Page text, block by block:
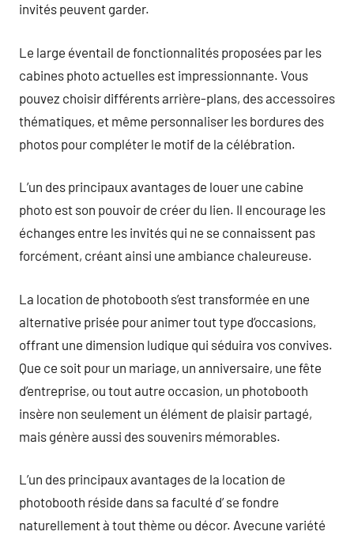
invités peuvent garder.
Le large éventail de fonctionnalités proposées par les
cabines photo actuelles est impressionnante. Vous
pouvez choisir différents arrière-plans, des accessoires
thématiques, et même personnaliser les bordures des
photos pour compléter le motif de la célébration.
L’un des principaux avantages de louer une cabine
photo est son pouvoir de créer du lien. Il encourage les
échanges entre les invités qui ne se connaissent pas
forcément, créant ainsi une ambiance chaleureuse.
La location de photobooth s’est transformée en une
alternative prisée pour animer tout type d’occasions,
offrant une dimension ludique qui séduira vos convives.
Que ce soit pour un mariage, un anniversaire, une fête
d’entreprise, ou tout autre occasion, un photobooth
insère non seulement un élément de plaisir partagé,
mais génère aussi des souvenirs mémorables.
L’un des principaux avantages de la location de
photobooth réside dans sa faculté d’ se fondre
naturellement à tout thème ou décor. Avecune variété